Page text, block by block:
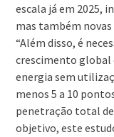
escala já em 2025,
mas também
“Além disso, é
crescimento global
energia sem
menos 5 a 10
penetração total de
objetivo, este